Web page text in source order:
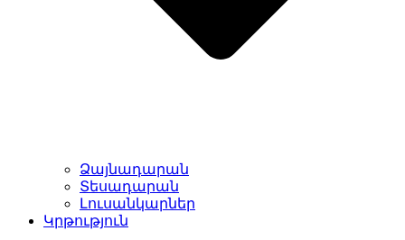
Ձայնադարան
Տեսադարան
Լուսանկարներ
Կրթություն